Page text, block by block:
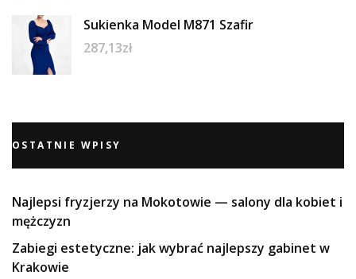
Sukienka Model M871 Szafir
287,13zł
OSTATNIE WPISY
Najlepsi fryzjerzy na Mokotowie — salony dla kobiet i
mężczyzn
Zabiegi estetyczne: jak wybrać najlepszy gabinet w
Krakowie